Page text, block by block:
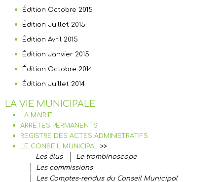
Édition Octobre 2015
Édition Juillet 2015
Édition Avril 2015
Édition Janvier 2015
Édition Octobre 2014
Édition Juillet 2014
LA VIE MUNICIPALE
LA MAIRIE
ARRETES PERMANENTS
REGISTRE DES ACTES ADMINISTRATIFS
LE CONSEIL MUNICIPAL >>
Les élus
Le trombinoscope
Les commissions
Les Comptes-rendus du Conseil Municipal